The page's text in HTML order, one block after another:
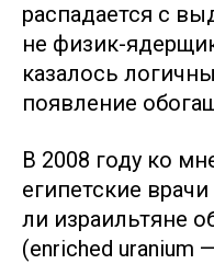
распадается с
не физик-
казалось
появление
В 2008 году ко
египетские
ли израильтяне
(enriched uranium